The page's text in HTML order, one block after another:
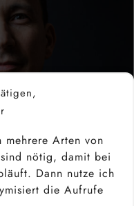
Arten von
nötig, damit bei
Dann nutze ich
die Aufrufe